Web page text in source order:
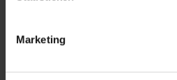
Marketing